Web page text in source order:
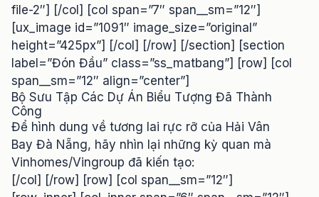
file-2″] [/col] [col span=”7″ span__sm=”12″]
[ux_image id=”1091″ image_size=”original”
height=”425px”] [/col] [/row] [/section] [section
label=”Đón Đầu” class=”ss_matbang”] [row] [col
span__sm=”12″ align=”center”]
Bộ Sưu Tập Các Dự Án Biểu Tượng Đã Thành
Công
Để hình dung về tương lai rực rỡ của Hải Vân
Bay Đà Nẵng, hãy nhìn lại những kỳ quan mà
Vinhomes/Vingroup đã kiến tạo:
[/col] [/row] [row] [col span__sm=”12″]